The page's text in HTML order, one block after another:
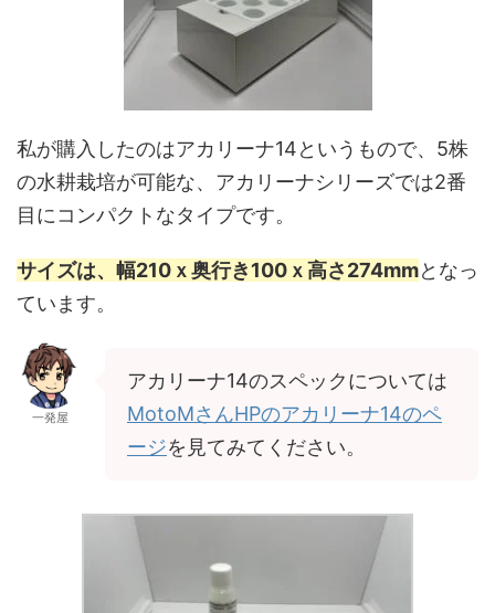
私が購入したのはアカリーナ14というもので、5株
の水耕栽培が可能な、アカリーナシリーズでは2番
目にコンパクトなタイプです。
サイズは、幅210ｘ奥行き100ｘ高さ274mmとなっ
ています。
一発屋
アカリーナ14のスペックについては
MotoMさんHPのアカリーナ14のペ
ージを見てみてください。